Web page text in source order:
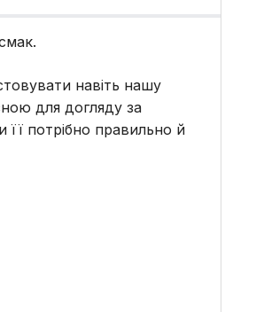
навіть нашу
для догляду за
потрібно правильно й